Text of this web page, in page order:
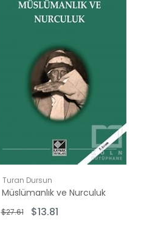
Turan Dursun
Müslümanlık ve Nurculuk
$13.81
$27.61
%50İndirim